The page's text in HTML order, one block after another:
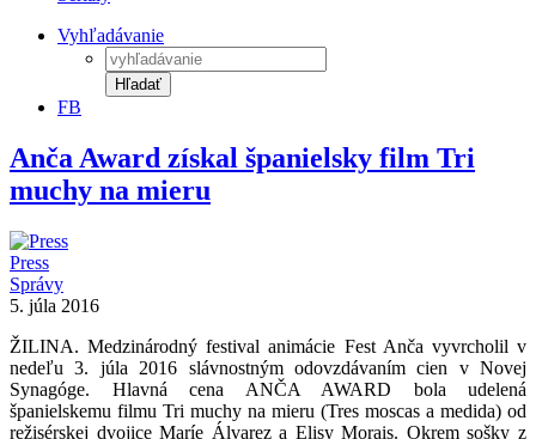
Vyhľadávanie
Hľadať
FB
Anča Award získal španielsky film Tri
muchy na mieru
Press
Správy
5. júla 2016
ŽILINA. Medzinárodný festival animácie Fest Anča vyvrcholil v
nedeľu 3. júla 2016 slávnostným odovzdávaním cien v Novej
Synagóge. Hlavná cena ANČA AWARD bola udelená
španielskemu filmu Tri muchy na mieru (Tres moscas a medida) od
režisérskej dvojice Maríe Álvarez a Elisy Morais. Okrem sošky z